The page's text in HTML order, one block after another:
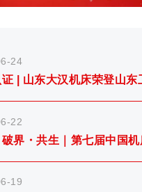
24
| 山东大汉机床荣登山东
！
22
界・共生｜第七届中国
AI 智造新征程
19